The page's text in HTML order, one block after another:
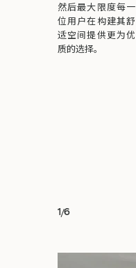
然后最大限度每一
位用户在构建其舒
适空间提供更为优
质的选择。
1/6